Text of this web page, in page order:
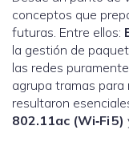
conceptos que
futuras. Entre ellos:
la gestión de
las redes
agrupa tramas para
resultaron
802.11ac (Wi‑Fi 5)